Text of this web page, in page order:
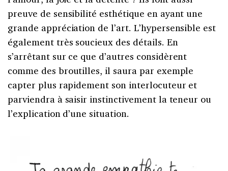
preuve de sensibilité esthétique en ayant une
grande appréciation de l’art. L’hypersensible est
également très soucieux des détails. En
s’arrêtant sur ce que d’autres considèrent
comme des broutilles, il saura par exemple
capter plus rapidement son interlocuteur et
parviendra à saisir instinctivement la teneur ou
l’explication d’une situation.